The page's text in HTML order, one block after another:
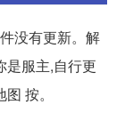
没有更新。解
是服主,自行更
按。